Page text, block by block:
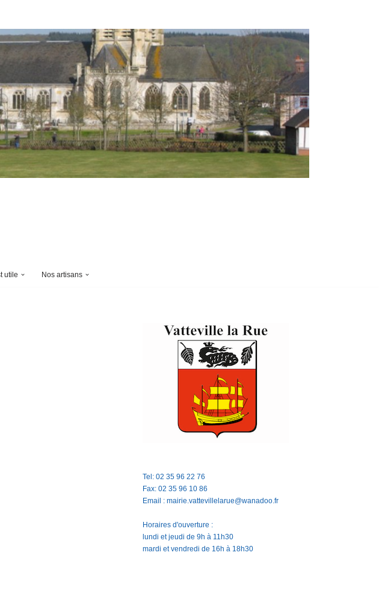
utile Nos artisans
Tel: 02 35 96 22 76
Fax: 02 35 96 10 86
Email : mairie.vattevillelarue@wanadoo.fr
Horaires d'ouverture :
lundi et jeudi de 9h à 11h30
mardi et vendredi de 16h à 18h30